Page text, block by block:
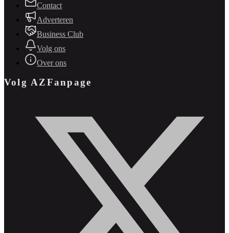
Contact
Adverteren
Business Club
Volg ons
Over ons
Volg AZFanpage